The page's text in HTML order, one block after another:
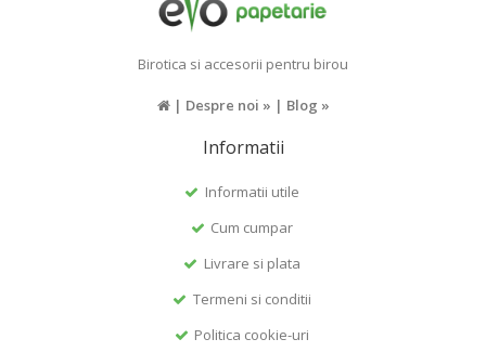
Birotica si accesorii pentru birou
| Despre noi » | Blog »
Informatii
Informatii utile
Cum cumpar
Livrare si plata
Termeni si conditii
Politica cookie-uri